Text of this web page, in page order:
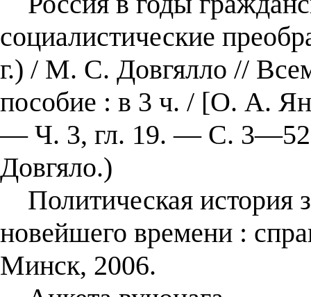
социалистические
г.) / М. С. Довгялло //
пособие : в 3 ч. / [О. А.
— Ч. 3, гл. 19. — С.
Довгяло.)
Политическая история
новейшего времени :
Минск, 2006.